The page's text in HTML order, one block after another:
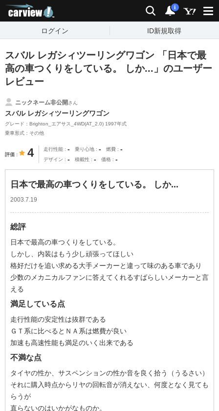
検索 通知
i
ログイン ID新規取得
スバル レガシィツーリングワゴン 「日本で最
高の車つくりをしている。 しか...」のユーザー
レビュー
ニックネーム非公開さん
スバル レガシィツーリングワゴン
グレード：Brighton_エアサス_4WD(AT_2.0) 1997年式
乗車形式：その他
評価 4 走行性能 - 乗り心地 - 燃費 -
デザイン - 積載性 - 価格 -
日本で最高の車つくりをしている。 しか...
2003.7.19
総評
日本で最高の車つくりをしている。
しかし、内装はもう少し頑張ってほしい
格好だけを追い求める大手メーカーと違って味のある車であり
少数のメカニカルファンに答えてくれるすばらしいメーカーと言
える
満足している点
走行性能の安定性は抜群である
ＧＴ系に比べるとＮＡ系は燃費が良い
加速も高速性能も満足のいく出来である
不満な点
タイヤの性か、サスペンションの性か音を良く拾う（うるさい）
それに購入時点からリヤの回転音が消えない、何度となく見ても
らうが
直らないのはいかがなものか。